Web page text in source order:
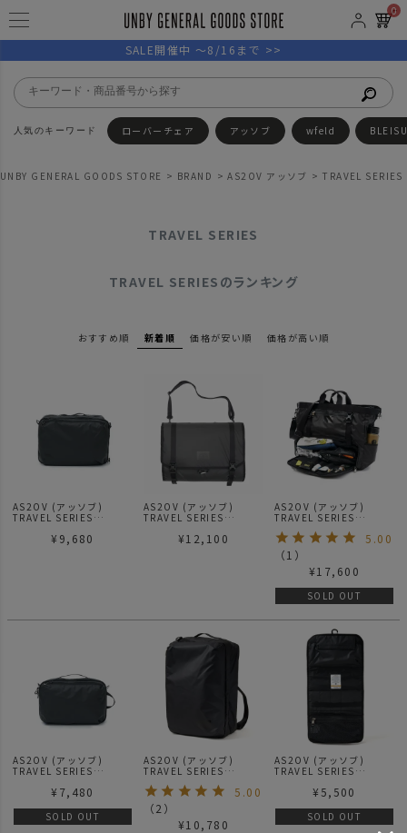
0
SALE開催中 ～8/16まで >>
ローバーチェア アッソブ wfeld
UNBY GENERAL GOODS STORE BRAND AS2OV アッソブ TRAVEL SERIES
TRAVEL SERIES
TRAVEL SERIESのランキング
おすすめ順 新着順 価格が安い順 価格が高い順
AS2OV (アッソブ)
TRAVEL SERIES
ベルケース ポーチ
¥ 9,680
AS2OV (アッソブ)
TRAVEL SERIES
ラベルショルダー
¥12,100
AS2OV (アッソブ)
TRAVEL SERIES
TRAVEL TOTE トラベル
トートバッグ 061806
5.00
（1 ）
¥17,600
SOLD OUT
AS2OV (アッソブ)
TRAVEL SERIES
ベルケース ポーチ
¥ 7,480
SOLD OUT
AS2OV (アッソブ)
TRAVEL SERIES
TRAVEL CASE 3WAY
5.00
（2 ）
¥10,780
AS2OV (アッソブ)
TRAVEL SERIES
¥ 5,500
SOLD OUT